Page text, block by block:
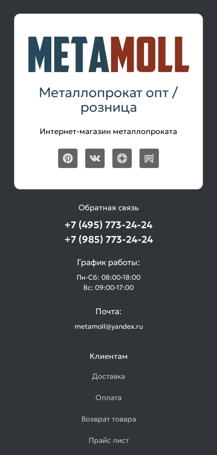
Металлопрокат опт /
розница
Интернет-магазин металлопроката
Обратная связь
+7 (495) 773-24-24
+7 (985) 773-24-24
График работы:
Пн-Сб: 08:00-18:00
Вс: 09:00-17:00
Почта:
metamoll@yandex.ru
Клиентам
Доставка
Оплата
Возврат товара
Прайс лист